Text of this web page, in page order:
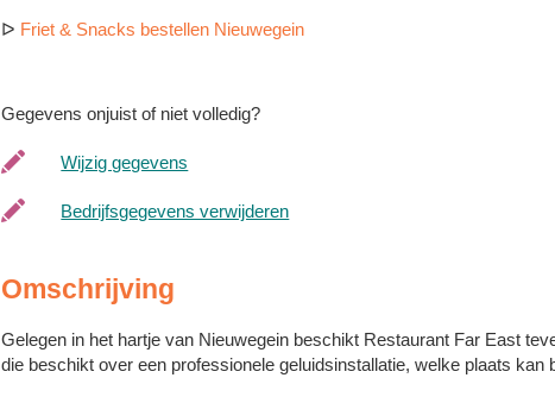
ᐅ Friet & Snacks bestellen Nieuwegein
Gegevens onjuist of niet volledig?
Wijzig gegevens
Bedrijfsgegevens verwijderen
Omschrijving
Gelegen in het hartje van Nieuwegein beschikt Restaurant Far East
die beschikt over een professionele geluidsinstallatie, welke plaats kan